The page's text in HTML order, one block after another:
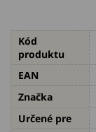
Kód
produktu
EAN
Značka
Určené pre